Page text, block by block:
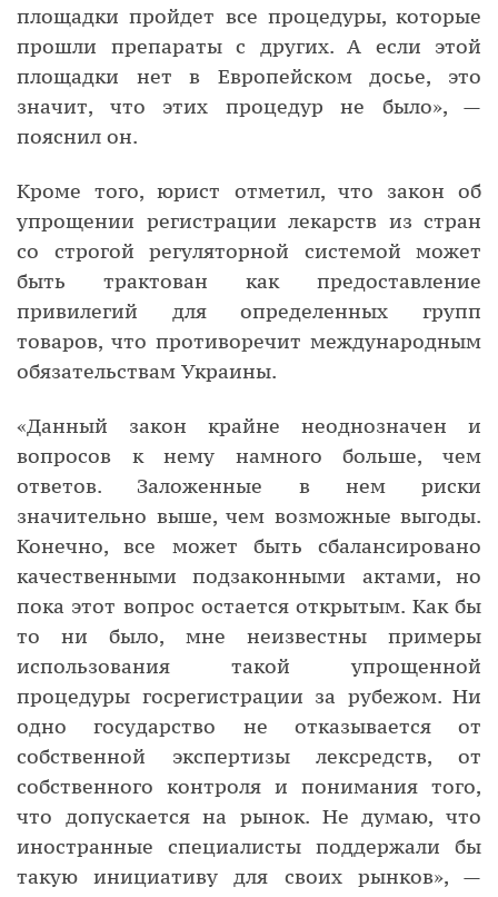
площадки пройдет все процедуры, которые
прошли препараты с других. А если этой
площадки нет в Европейском досье, это
значит, что этих процедур не было», —
пояснил он.
Кроме того, юрист отметил, что закон об
упрощении регистрации лекарств из стран
со строгой регуляторной системой может
быть трактован как предоставление
привилегий для определенных групп
товаров, что противоречит международным
обязательствам Украины.
«Данный закон крайне неоднозначен и
вопросов к нему намного больше, чем
ответов. Заложенные в нем риски
значительно выше, чем возможные выгоды.
Конечно, все может быть сбалансировано
качественными подзаконными актами, но
пока этот вопрос остается открытым. Как бы
то ни было, мне неизвестны примеры
использования такой упрощенной
процедуры госрегистрации за рубежом. Ни
одно государство не отказывается от
собственной экспертизы лексредств, от
собственного контроля и понимания того,
что допускается на рынок. Не думаю, что
иностранные специалисты поддержали бы
такую инициативу для своих рынков», —